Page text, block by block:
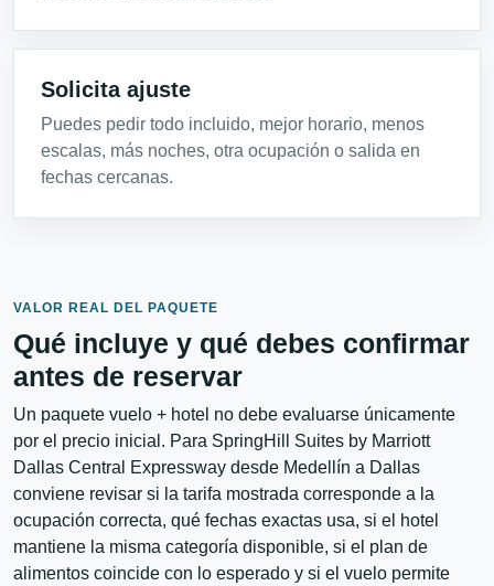
Solicita ajuste
Puedes pedir todo incluido, mejor horario, menos
escalas, más noches, otra ocupación o salida en
fechas cercanas.
VALOR REAL DEL PAQUETE
Qué incluye y qué debes confirmar
antes de reservar
Un paquete vuelo + hotel no debe evaluarse únicamente
por el precio inicial. Para SpringHill Suites by Marriott
Dallas Central Expressway desde Medellín a Dallas
conviene revisar si la tarifa mostrada corresponde a la
ocupación correcta, qué fechas exactas usa, si el hotel
mantiene la misma categoría disponible, si el plan de
alimentos coincide con lo esperado y si el vuelo permite